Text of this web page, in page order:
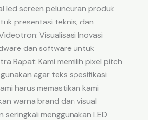
led screen peluncuran produk
presentasi teknis, dan
Visualisasi Inovasi
dan software untuk
Rapat: Kami memilih pixel pitch
agar teks spesifikasi
harus memastikan kami
warna brand dan visual
menggunakan LED